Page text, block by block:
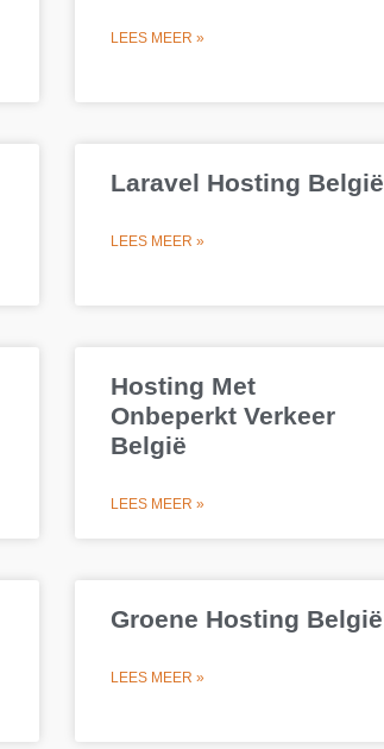
LEES MEER »
Laravel Hosting België
LEES MEER »
Hosting Met
Onbeperkt Verkeer
België
LEES MEER »
Groene Hosting België
LEES MEER »